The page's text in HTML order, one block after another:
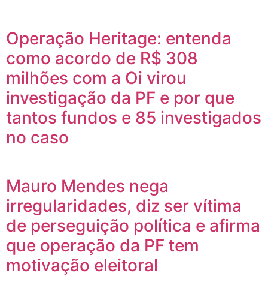
Operação Heritage: entenda
como acordo de R$ 308
milhões com a Oi virou
investigação da PF e por que
tantos fundos e 85 investigados
no caso
Mauro Mendes nega
irregularidades, diz ser vítima
de perseguição política e afirma
que operação da PF tem
motivação eleitoral